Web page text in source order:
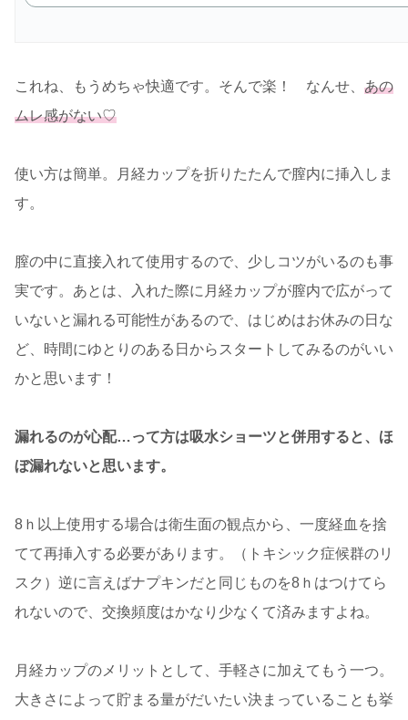
これね、もうめちゃ快適です。そんで楽！ なんせ、 あの
ムレ感がない♡
使い方は簡単。月経カップを折りたたんで膣内に挿入しま
す。
膣の中に直接入れて使用するので、少しコツがいるのも事
実です。あとは、入れた際に月経カップが膣内で広がって
いないと漏れる可能性があるので、はじめはお休みの日な
ど、時間にゆとりのある日からスタートしてみるのがいい
かと思います！
漏れるのが心配…って方は吸水ショーツと併用すると、ほ
ぼ漏れないと思います。
8ｈ以上使用する場合は衛生面の観点から、一度経血を捨
てて再挿入する必要があります。（トキシック症候群のリ
スク）逆に言えばナプキンだと同じものを8ｈはつけてら
れないので、交換頻度はかなり少なくて済みますよね。
月経カップのメリットとして、手軽さに加えてもう一つ。
大きさによって貯まる量がだいたい決まっていることも挙